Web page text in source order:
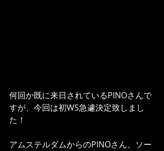
何回か既に来日されているPINOさんで
すが、今回は初WS急遽決定致しまし
た！
アムステルダムからのPINOさん、ソー